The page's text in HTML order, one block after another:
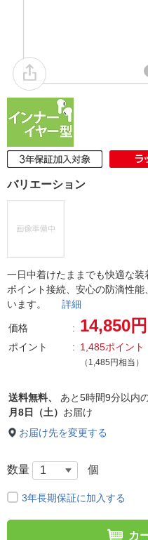
バリエーション
一日中着けたままでも快適な
ポイント接続、安心の防滴性
います。 詳細
価格 14,850円
ポイント 1,485ポイント
（1,485円相当）
送料無料、 あと5時間9分以内
月8日（土） お届け
お届け先を変更する
数量 個
3年長期保証に加入する
カ